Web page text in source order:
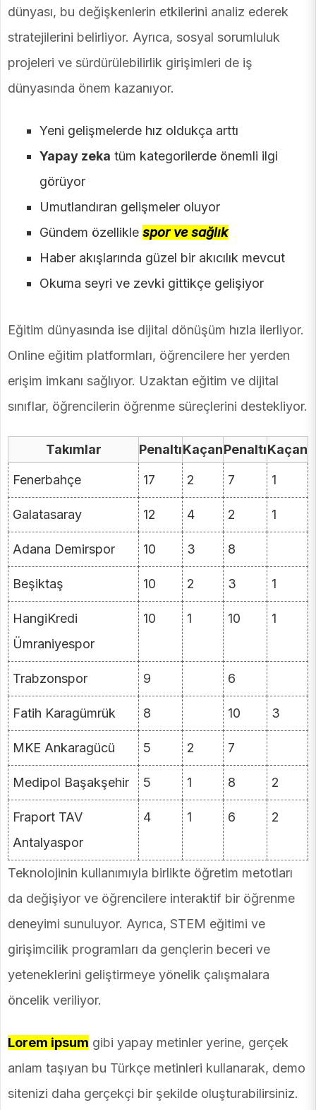
dünyası, bu değişkenlerin etkilerini analiz ederek
stratejilerini belirliyor. Ayrıca, sosyal sorumluluk
projeleri ve sürdürülebilirlik girişimleri de iş
dünyasında önem kazanıyor.
Yeni gelişmelerde hız oldukça arttı
Yapay zeka tüm kategorilerde önemli ilgi
görüyor
Umutlandıran gelişmeler oluyor
Gündem özellikle spor ve sağlık
Haber akışlarında güzel bir akıcılık mevcut
Okuma seyri ve zevki gittikçe gelişiyor
Eğitim dünyasında ise dijital dönüşüm hızla ilerliyor.
Online eğitim platformları, öğrencilere her yerden
erişim imkanı sağlıyor. Uzaktan eğitim ve dijital
sınıflar, öğrencilerin öğrenme süreçlerini destekliyor.
Takımlar PenaltıKaçanPenaltıKaçan
Fenerbahçe 17 2 7 1
Galatasaray 12 4 2 1
Adana Demirspor 10 3 8
Beşiktaş 10 2 3 1
HangiKredi
Ümraniyespor
10 1 10 1
Trabzonspor 9 6
Fatih Karagümrük 8 10 3
MKE Ankaragücü 5 2 7
Medipol Başakşehir 5 1 8 2
Fraport TAV
Antalyaspor
4 1 6 2
Teknolojinin kullanımıyla birlikte öğretim metotları
da değişiyor ve öğrencilere interaktif bir öğrenme
deneyimi sunuluyor. Ayrıca, STEM eğitimi ve
girişimcilik programları da gençlerin beceri ve
yeteneklerini geliştirmeye yönelik çalışmalara
öncelik veriliyor.
Lorem ipsum gibi yapay metinler yerine, gerçek
anlam taşıyan bu Türkçe metinleri kullanarak, demo
sitenizi daha gerçekçi bir şekilde oluşturabilirsiniz.